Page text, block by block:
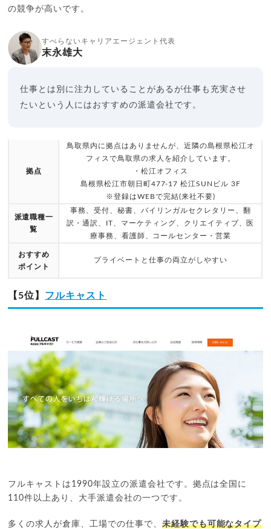
の競争が高いです。
すべらないキャリアエージェント代表
末永雄大
仕事とは別に注力していることがあるが仕事も充実させ
たいという人にはおすすめの派遣会社です。
拠点
鳥取県内に拠点はありませんが、近隣の島根県松江オ
フィスで鳥取県の求人を紹介しています。
・松江オフィス
島根県松江市朝日町477-17 松江SUNビル 3F
※登録はWEBで完結(来社不要)
派遣職種一
覧
事務、受付、秘書、バイリンガルセクレタリー、翻
訳・通訳、IT、マーケティング、クリエイティブ、医
療事務、看護師、コールセンター・営業
おすすめ
ポイント
プライベートと仕事の両立がしやすい
【5位】 フルキャスト
フルキャストは1990年設立の派遣会社です。拠点は全国に
110件以上あり、大手派遣会社の一つです。
多くの求人が倉庫、工場での仕事で、 未経験でも可能なタイプ